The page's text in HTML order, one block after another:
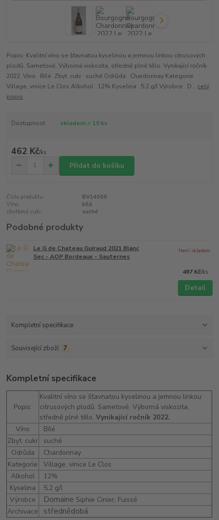
Popis: Kvalitní víno se šťavnatou kyselinou a jemnou linkou citrusových
plodů. Sametové. Výborná viskozita, středně plné tělo. Vynikající ročník
2022. Víno Bílé Zbyt. cukr suché Odrůda Chardonnay Kategorie
Village, vinice Le Clos Alkohol 12% Kyselina 5,2 g/l Výrobce D... celý
popis
Dostupnost skladem > 10 ks
462 Kč/ks
Přidat do košíku
Číslo produktu:
BV14009
Víno:
bílé
zbytkový cukr:
suché
Podobné produkty
Le G de Chateau Guiraud 2021 Blanc
Sec - AOP Bordeaux - Sauternes
497 Kč/ks
Není skladem
Detail
Kompletní specifikace
Související zboží 7
Kompletní specifikace
Popis:
Kvalitní víno se šťavnatou kyselinou a jemnou linkou
citrusových plodů. Sametové. Výborná viskozita,
středně plné tělo.Vynikající ročník 2022.
Víno
Bílé
Zbyt. cukr
suché
Odrůda
Chardonnay
Kategorie
Village, vinice Le Clos
Alkohol
12%
Kyselina
5,2 g/l
Výrobce
Domaine Siphie Cinier, Fuissé
Archivace
střednědobá